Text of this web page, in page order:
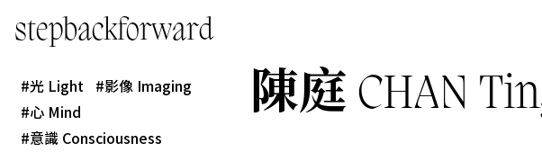
stepbackforward
光 Light
影像 Imaging
心 Mind
意識 Consciousness
陳庭 CHAN